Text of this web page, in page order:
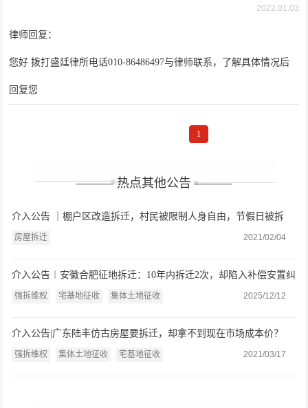
2022.01.03
律师回复：
您好 拨打盛廷律所电话010-86486497与律师联系，了解具体情况后
回复您
1
——— 热点其他公告 ———
介入公告 ｜棚户区改造拆迁，村民被限制人身自由，节假日被拆
房？
房屋拆迁 2021/02/04
介入公告︱安徽合肥征地拆迁：10年内拆迁2次，却陷入补偿安置纠
纷
强拆维权 宅基地征收 集体土地征收 2025/12/12
介入公告|广东陆丰仿古房屋要拆迁，却拿不到现在市场成本价？
强拆维权 集体土地征收 宅基地征收 2021/03/17